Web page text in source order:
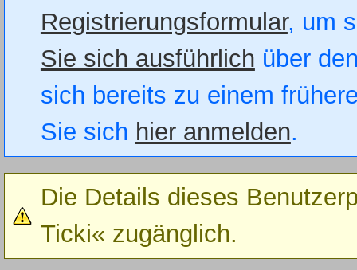
Registrierungsformular, um
Sie sich ausführlich über
sich bereits zu einem
Sie sich hier anmelden.
Die Details dieses
Ticki« zugänglich.